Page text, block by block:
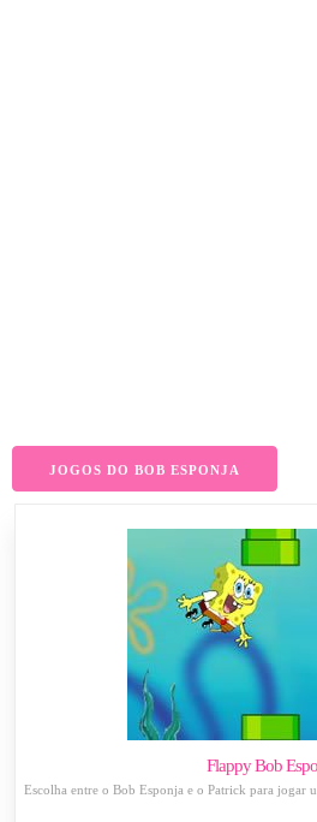
JOGOS DO BOB ESPONJA
Flappy Bob
Escolha entre o Bob Esponja e o Patrick para jogar